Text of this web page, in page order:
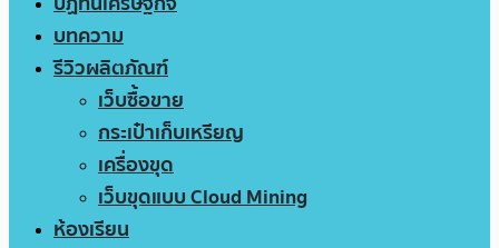
บทความ
รีวิวผลิตภัณฑ์
เว็บซื้อขาย
กระเป๋าเก็บเหรียญ
เครื่องขุด
เว็บขุดแบบ Cloud Mining
ห้องเรียน